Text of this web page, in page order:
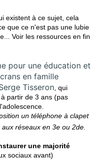
existent à ce sujet, cela
que ce n'est pas une lubie
Voir les ressources en fin
pour une éducation et
en famille
Tisseron , qui
partir de 3 ans (pas
un téléphone à clapet
aux réseaux en 3e ou 2de.
une majorité
sociaux avant)